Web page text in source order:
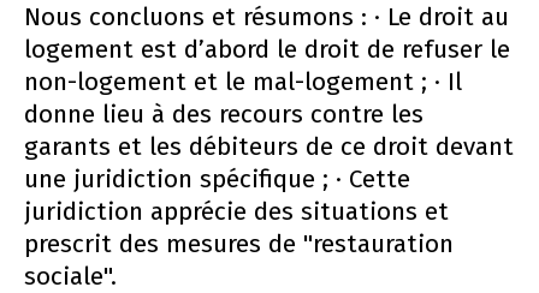
Nous concluons et résumons : · Le droit au
logement est d’abord le droit de refuser le
non-logement et le mal-logement ; · Il
donne lieu à des recours contre les
garants et les débiteurs de ce droit devant
une juridiction spécifique ; · Cette
juridiction apprécie des situations et
prescrit des mesures de "restauration
sociale".